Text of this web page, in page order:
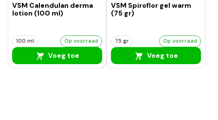
VSM Calendulan derma
lotion (100 ml)
100 ml Op voorraad
Voeg toe
VSM Spiroflor gel warm
(75 gr)
75 gr Op voorraad
Voeg toe